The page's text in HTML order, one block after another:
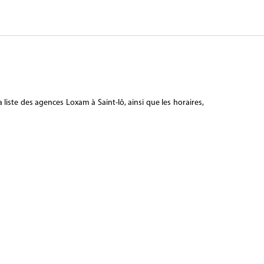
des agences Loxam à Saint-lô, ainsi que les horaires,